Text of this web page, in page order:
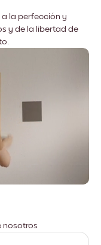
la perfección y
y de la libertad de
nosotros